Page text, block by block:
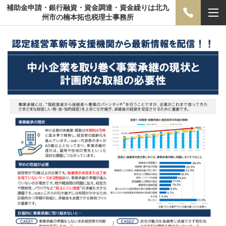
補助金申請・銀行融資・資金調達・資金繰りは北九
州市の楠本拓也税理士事務所